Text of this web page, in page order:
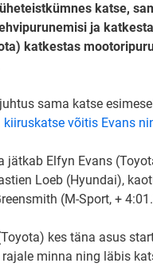
katse,
ja
katkestas
sama katse
kiiruskatse võitis Evans
jätkab Elfyn Evans
Loeb (Hyundai),
(M-Sport, +
kes täna asus
rajale minna ning läbis